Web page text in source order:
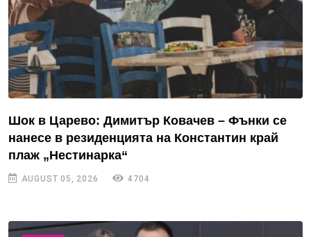
Шок в Царево: Димитър Ковачев – Фънки се
нанесе в резиденцията на Константин край
плаж „Нестинарка“
AUGUST 05, 2026 4704